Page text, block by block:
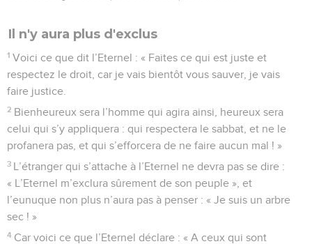
Il n'y aura plus d'exclus
1 Voici ce que dit l’Eternel : « Faites ce qui est juste et
respectez le droit, car je vais bientôt vous sauver, je vais
faire justice.
2 Bienheureux sera l’homme qui agira ainsi, heureux sera
celui qui s’y appliquera : qui respectera le sabbat, et ne le
profanera pas, et qui s’efforcera de ne faire aucun mal ! »
3 L’étranger qui s’attache à l’Eternel ne devra pas se dire :
« L’Eternel m’exclura sûrement de son peuple », et
l’eunuque non plus n’aura pas à penser : « Je suis un arbre
sec ! »
4 Car voici ce que l’Eternel déclare : « A ceux qui sont